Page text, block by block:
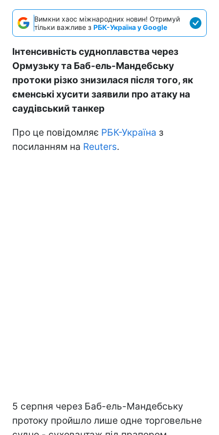
Вимкни хаос міжнародних новин! Отримуй
тільки важливе з РБК-Україна у Google
Інтенсивність судноплавства через
Ормузьку та Баб-ель-Мандебську
протоки різко знизилася після того, як
єменські хусити заявили про атаку на
саудівський танкер
Про це повідомляє РБК-Україна з
посиланням на Reuters.
5 серпня через Баб-ель-Мандебську
протоку пройшло лише одне торговельне